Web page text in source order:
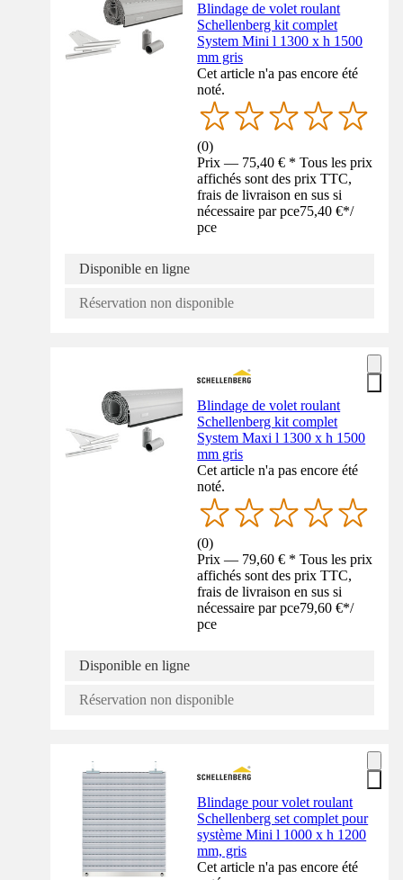
Blindage de volet roulant
Schellenberg kit complet
System Mini l 1300 x h 1500
mm gris
Cet article n'a pas encore été
noté.
(0)
Prix — 75,40 € * Tous les prix
affichés sont des prix TTC,
frais de livraison en sus si
nécessaire par pce75,40 €*/
pce
Disponible en ligne
Réservation non disponible
Blindage de volet roulant
Schellenberg kit complet
System Maxi l 1300 x h 1500
mm gris
Cet article n'a pas encore été
noté.
(0)
Prix — 79,60 € * Tous les prix
affichés sont des prix TTC,
frais de livraison en sus si
nécessaire par pce79,60 €*/
pce
Disponible en ligne
Réservation non disponible
Blindage pour volet roulant
Schellenberg set complet pour
système Mini l 1000 x h 1200
mm, gris
Cet article n'a pas encore été